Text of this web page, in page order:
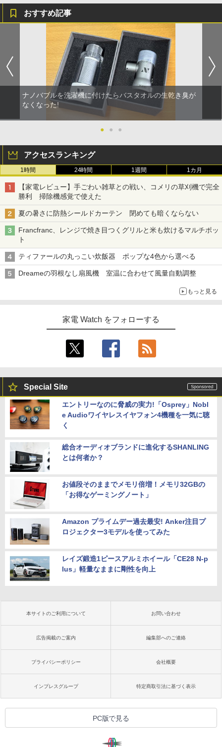
おすすめ記事
ナノバブルを洗濯機に付けたらバスタオルの生乾き臭が
なくなった!
● ● ●
アクセスランキング
1時間 24時間 1週間 1カ月
【家電レビュー】手ごわい雑草との戦い、コメリの草刈機で完全
勝利 掃除機感覚で使えた
夏の暑さに防熱シールドカーテン 閉めても暗くならない
Francfranc、レンジで焼き目つくグリルと米も炊けるマルチポッ
ト
ティファールの丸っこい炊飯器 ポップな4色から選べる
Dreameの羽根なし扇風機 室温に合わせて風量自動調整
もっと見る
家電 Watch をフォローする
Special Site
エントリーなのに脅威の実力!「Osprey」Nobl
e Audioワイヤレスイヤフォン4機種を一気に聴
く
総合オーディオブランドに進化するSHANLING
とは何者か？
お値段そのままでメモリ倍増！メモリ32GBの
「お得なゲーミングノート」
Amazon プライムデー過去最安! Anker注目プ
ロジェクター3モデルを使ってみた
レイズ鍛造1ピースアルミホイール「CE28 N-p
lus」軽量なままに剛性を向上
本サイトのご利用について お問い合わせ
広告掲載のご案内 編集部へのご連絡
プライバシーポリシー 会社概要
インプレスグループ 特定商取引法に基づく表示
PC版で見る